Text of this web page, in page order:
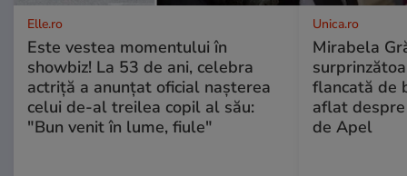
Elle.ro
Este vestea momentului în
showbiz! La 53 de ani, celebra
actriță a anunțat oficial nașterea
celui de-al treilea copil al său:
"Bun venit în lume, fiule"
Unica.ro
Mirabela
flancată de
aflat
de Apel